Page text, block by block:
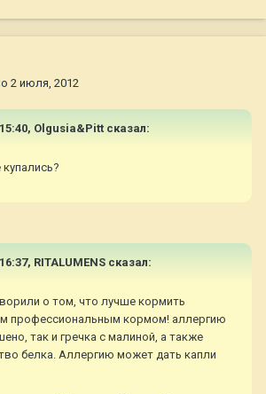
2 июля, 2012
Olgusia&Pitt сказал:
RITALUMENS сказал:
о том, что лучше кормить
профессиональным кормом! аллергию
так и гречка с малиной, а также
белка. Аллергию может дать капли